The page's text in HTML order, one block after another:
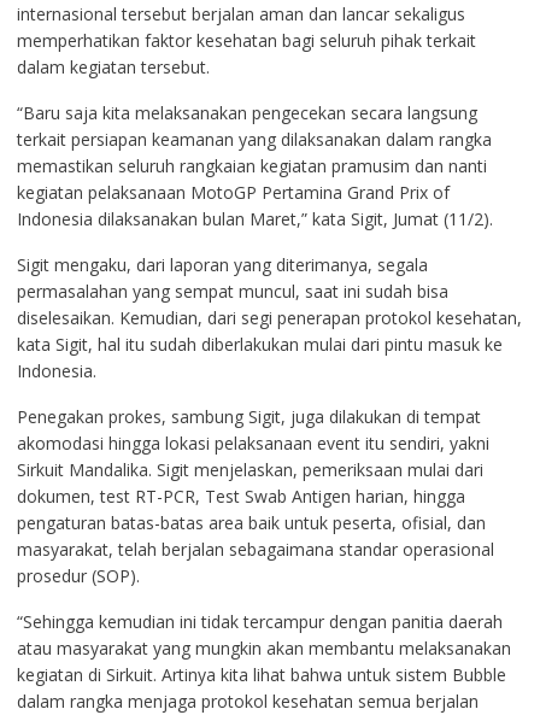
internasional tersebut berjalan aman dan lancar sekaligus
memperhatikan faktor kesehatan bagi seluruh pihak terkait
dalam kegiatan tersebut.
“Baru saja kita melaksanakan pengecekan secara langsung
terkait persiapan keamanan yang dilaksanakan dalam rangka
memastikan seluruh rangkaian kegiatan pramusim dan nanti
kegiatan pelaksanaan MotoGP Pertamina Grand Prix of
Indonesia dilaksanakan bulan Maret,” kata Sigit, Jumat (11/2).
Sigit mengaku, dari laporan yang diterimanya, segala
permasalahan yang sempat muncul, saat ini sudah bisa
diselesaikan. Kemudian, dari segi penerapan protokol kesehatan,
kata Sigit, hal itu sudah diberlakukan mulai dari pintu masuk ke
Indonesia.
Penegakan prokes, sambung Sigit, juga dilakukan di tempat
akomodasi hingga lokasi pelaksanaan event itu sendiri, yakni
Sirkuit Mandalika. Sigit menjelaskan, pemeriksaan mulai dari
dokumen, test RT-PCR, Test Swab Antigen harian, hingga
pengaturan batas-batas area baik untuk peserta, ofisial, dan
masyarakat, telah berjalan sebagaimana standar operasional
prosedur (SOP).
“Sehingga kemudian ini tidak tercampur dengan panitia daerah
atau masyarakat yang mungkin akan membantu melaksanakan
kegiatan di Sirkuit. Artinya kita lihat bahwa untuk sistem Bubble
dalam rangka menjaga protokol kesehatan semua berjalan